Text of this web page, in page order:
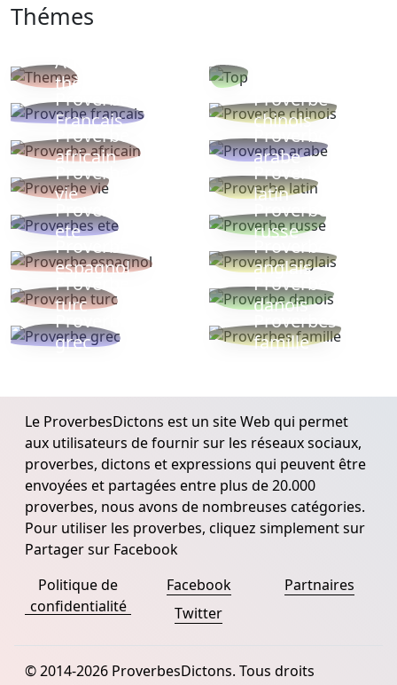
Thémes
Autres
thèmes
Proverbe
Français
Proverbe
chinois
Proverbe
africain
Proverbe
arabe
Proverbe
vie
Proverbe
latin
Proverbes
ete
Proverbe
russe
Proverbe
espagnol
Proverbe
anglais
Proverbe
turc
Proverbe
danois
Proverbe
grec
Proverbes
famille
Le ProverbesDictons est un site Web qui permet
aux utilisateurs de fournir sur les réseaux sociaux,
proverbes, dictons et expressions qui peuvent être
envoyées et partagées entre plus de 20.000
proverbes, nous avons de nombreuses catégories.
Pour utiliser les proverbes, cliquez simplement sur
Partager sur Facebook
Politique de
confidentialité
Facebook
Twitter
Partnaires
© 2014-2026 ProverbesDictons. Tous droits